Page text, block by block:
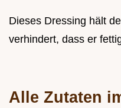
Dieses Dressing hält
verhindert, dass er
Alle Zutaten